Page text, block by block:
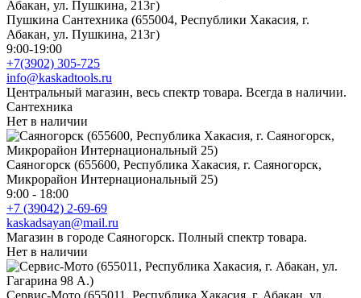
Пушкина Сантехника (655004, Республики Хакасия, г.
Абакан, ул. Пушкина, 213г)
9:00-19:00
+7(3902) 305-725
info@kaskadtools.ru
Центральный магазин, весь спектр товара. Всегда в наличии.
Сантехника
Нет в наличии
Саяногорск (655600, Республика Хакасия, г. Саяногорск,
Микрорайон Интернациональный 25)
9:00 - 18:00
+7 (39042) 2-69-69
kaskadsayan@mail.ru
Магазин в городе Саяногорск. Полный спектр товара.
Нет в наличии
Сервис-Мото (655011, Республика Хакасия, г. Абакан, ул.